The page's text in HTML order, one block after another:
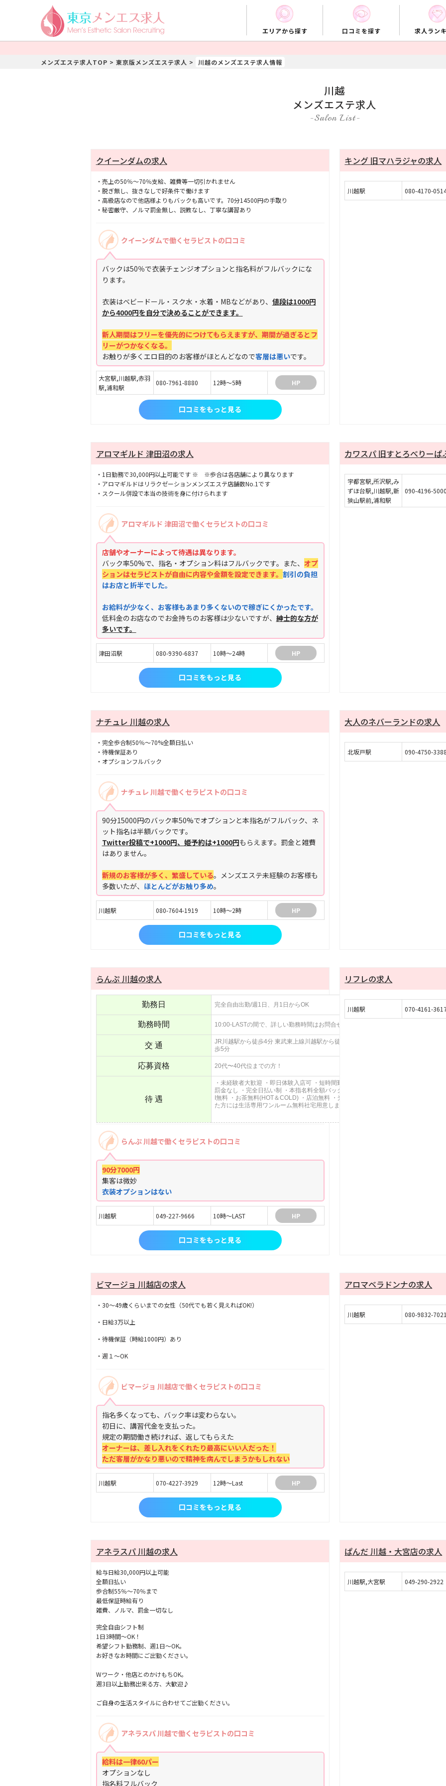
エリアから探す 口コミを探す 求人ラン
メンズエステ求人TOP > 東京版メンズエステ求人 > 川越のメンズエステ求人情報
川越
メンズエステ求人
Salon List
クイーンダムの求人
・売上の50％～70％支給、雑費等一切引かれません
・脱ぎ無し、抜きなしで好条件で働けます
・高級店なので他店様よりもバックも高いです。70分14500円の手取り
・秘密厳守、ノルマ罰金無し、説教なし、丁寧な講習あり
クイーンダムで働くセラピストの口コミ
バックは50％で衣装チェンジオプションと指名料がフルバックにな
ります。
衣装はベビードール・スク水・水着・MBなどがあり、 値段は1000円
から4000円を自分で決めることができます。
新人期間はフリーを優先的につけてもらえますが、期間が過ぎるとフ
リーがつかなくなる。
お触りが多くエロ目的のお客様がほとんどなので客層は悪いです。
大宮駅,川越駅,赤羽
駅,浦和駅
080-7961-8880 12時～5時 HP
口コミをもっと見る
キング 旧マハラジャの求人
川越駅 080-4170-
アロマギルド 津田沼の求人
・1日勤務で30,000円以上可能です ※ ※歩合は各店舗により異なります
・アロマギルドはリラクゼーションメンズエステ店舗数No.1です
・スクール併設で本当の技術を身に付けられます
アロマギルド 津田沼で働くセラピストの口コミ
店舗やオーナーによって待遇は異なります。
バック率50%で、指名・オプション料はフルバックです。また、 オプ
ションはセラピストが自由に内容や金額を設定できます。 割引の負担
はお店と折半でした。
お給料が少なく、お客様もあまり多くないので稼ぎにくかったです。
低料金のお店なのでお金持ちのお客様は少ないですが、 紳士的な方が
多いです。
津田沼駅 080-9390-6837 10時〜24時 HP
口コミをもっと見る
カワスパ 旧すとろべりーぱ
宇都宮駅,所沢駅,み
ずほ台駅,川越駅,新
狭山駅前,浦和駅
090-4196-
ナチュレ 川越の求人
・完全歩合制50％～70%全額日払い
・待機保証あり
・オプションフルバック
ナチュレ 川越で働くセラピストの口コミ
90分15000円のバック率50%でオプションと本指名がフルバック、ネ
ット指名は半額バックです。
Twitter投稿で+1000円、姫予約は+1000円もらえます。罰金と雑費
はありません。
新規のお客様が多く、繁盛している。 メンズエステ未経験のお客様も
多数いたが、 ほとんどがお触り多め。
川越駅 080-7604-1919 10時～2時 HP
口コミをもっと見る
大人のネバーランドの求人
北坂戸駅 090-4750-
らんぷ 川越の求人
勤務日 完全自由出勤/週1日、月1日からOK
勤務時間 10:00-LASTの間で、詳しい勤務時間はお問合せください！
交 通
JR川越駅から徒歩4分 東武東上線川越駅から徒歩4分 西武新宿線本川越駅から徒
歩5分
応募資格 20代〜40代位までの方！
待 遇
・未経験者大歓迎 ・即日体験入店可 ・短時間勤務OK ・制服貸与 ・ノルマなし ・
罰金なし ・完全日払い制 ・本指名料全額バック ・自由出勤制(月1でもOK) ・WI-F
I無料 ・お茶無料(HOT＆COLD) ・店泊無料 ・光熱費無料 ・長期従業実績ができ
た方には生活専用ワンルーム無料社宅用意します
らんぷ 川越で働くセラピストの口コミ
90分7000円
集客は微妙
衣装オプションはない
川越駅 049-227-9666 10時～LAST HP
口コミをもっと見る
リフレの求人
川越駅 070-4161-
ビマージョ 川越店の求人
・30〜49歳くらいまでの女性（50代でも若く見えればOK!）
・日給3万以上
・待機保証（時給1000円）あり
・週１〜OK
ビマージョ 川越店で働くセラピストの口コミ
指名多くなっても、バック率は変わらない。
初日に、講習代金を支払った。
規定の期間働き続ければ、返してもらえた
オーナーは、差し入れをくれたり最高にいい人だった！
ただ客層がかなり悪いので精神を病んでしまうかもしれない
川越駅 070-4227-3929 12時～Last HP
口コミをもっと見る
アロマベラドンナの求人
川越駅 080-9832-
アネラスパ 川越の求人
給与日給30,000円以上可能
全額日払い
歩合制55％〜70％まで
最低保証時給有り
雑費、ノルマ、罰金一切なし
完全自由シフト制
1日3時間～OK！
希望シフト勤務制、週1日～OK。
お好きなお時間にご出勤ください。
Wワーク・他店とのかけもちOK。
週3日以上勤務出来る方、大歓迎♪
ご自身の生活スタイルに合わせてご出勤ください。
アネラスパ 川越で働くセラピストの口コミ
給料は一律60パー
オプションなし
指名料フルバック
ぱんだ 川越・大宮店の求人
川越駅,大宮駅 049-290-2922